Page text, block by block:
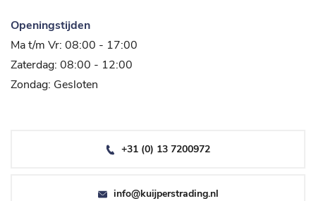
Openingstijden
Ma t/m Vr: 08:00 - 17:00
Zaterdag: 08:00 - 12:00
Zondag: Gesloten
+31 (0) 13 7200972
info@kuijperstrading.nl